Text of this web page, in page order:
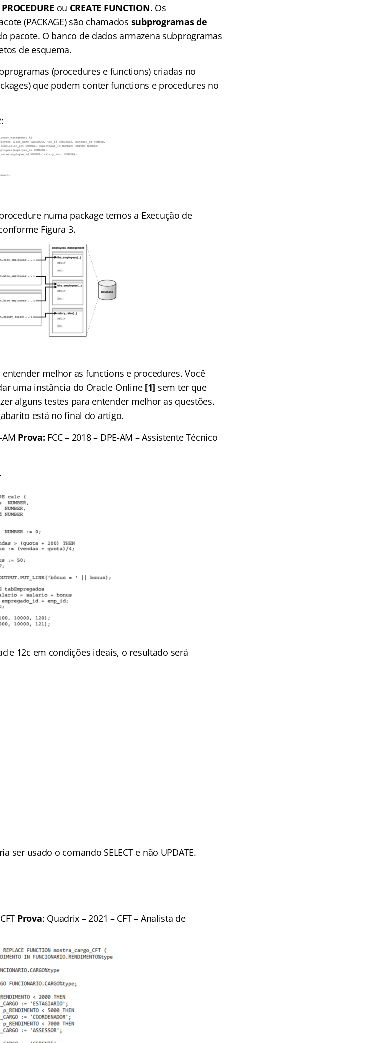
ou CREATE FUNCTION. Os
(PACKAGE) são chamados subprogramas de
pacote. O banco de dados armazena subprogramas
de esquema.
(procedures e functions) criadas no
que podem conter functions e procedures no
numa package temos a Execução de
Figura 3.
melhor as functions e procedures. Você
uma instância do Oracle Online [1] sem ter que
alguns testes para entender melhor as questões.
está no final do artigo.
AM Prova: FCC – 2018 – DPE-AM – Assistente Técnico
12c em condições ideais, o resultado será
ser usado o comando SELECT e não UPDATE.
Prova: Quadrix – 2021 – CFT – Analista de